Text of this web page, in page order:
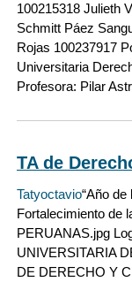
100215318 Julieth
Schmitt Páez
Rojas 100237917
Universitaria
Profesora: Pilar
TA de
Tatyoctavio“Año
Fortalecimiento de
PERUANAS.jpg
UNIVERSITARIA
DE DERECHO Y